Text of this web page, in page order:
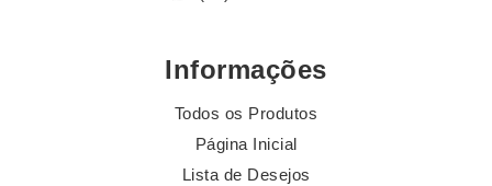
Informações
Todos os Produtos
Página Inicial
Lista de Desejos